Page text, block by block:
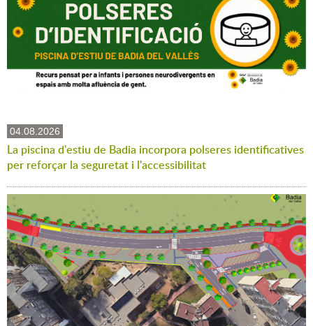
04.08.2026
La piscina d'estiu de Badia incorpora polseres identificatives
per reforçar la seguretat i l'accessibilitat